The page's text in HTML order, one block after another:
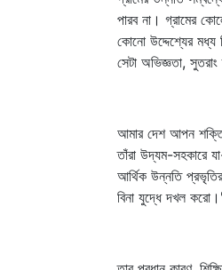
পারব না। গ্রামের
কোনো উদ্দেশ্যের মধ্য
সেটা অভিজ্ঞতা,
আমার দেশ আপন
তাঁরা উদ্যম-সহকারে
আর্থিক উন্নতি
বিনা যুদ্ধে দখল